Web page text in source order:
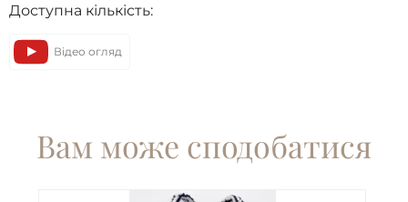
Доступна кількість:
Відео огляд
Вам може сподобатися